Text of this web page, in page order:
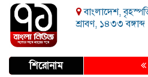
বাংলাদেশ,
শ্রাবণ, ১৪৩৩ বঙ্গাব্দ
শিরোনাম